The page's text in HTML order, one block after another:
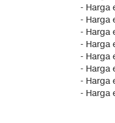
‎- Harga
‎- Harga
‎- Harga
‎- Harga
‎- Harga
‎- Harga
‎- Harga
‎- Harga